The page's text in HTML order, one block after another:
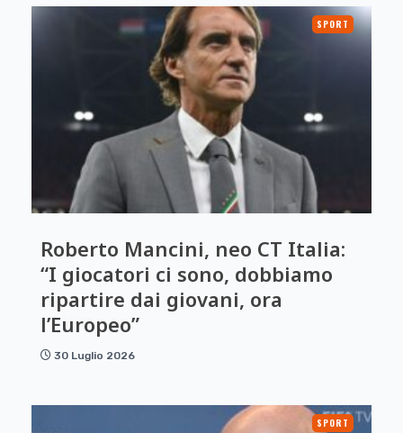
SPORT
Roberto Mancini, neo CT Italia:
“I giocatori ci sono, dobbiamo
ripartire dai giovani, ora
l’Europeo”
30 Luglio 2026
SPORT